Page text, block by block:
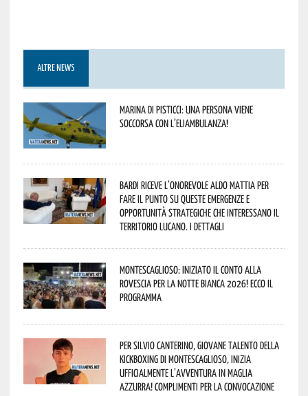
ALTRE NEWS
Marina di Pisticci: una persona viene
soccorsa con l’eliambulanza!
Bardi riceve l’onorevole Aldo Mattia per
fare il punto su queste emergenze e
opportunità strategiche che interessano il
territorio lucano. I dettagli
Montescaglioso: iniziato il conto alla
rovescia per la Notte Bianca 2026! Ecco il
programma
Per Silvio Canterino, giovane talento della
kickboxing di Montescaglioso, inizia
ufficialmente l’avventura in maglia
azzurra! Complimenti per la convocazione